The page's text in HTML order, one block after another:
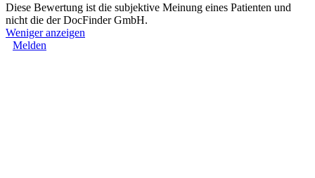
Diese Bewertung ist die subjektive Meinung eines Patienten und
nicht die der DocFinder GmbH.
Weniger anzeigen
Melden